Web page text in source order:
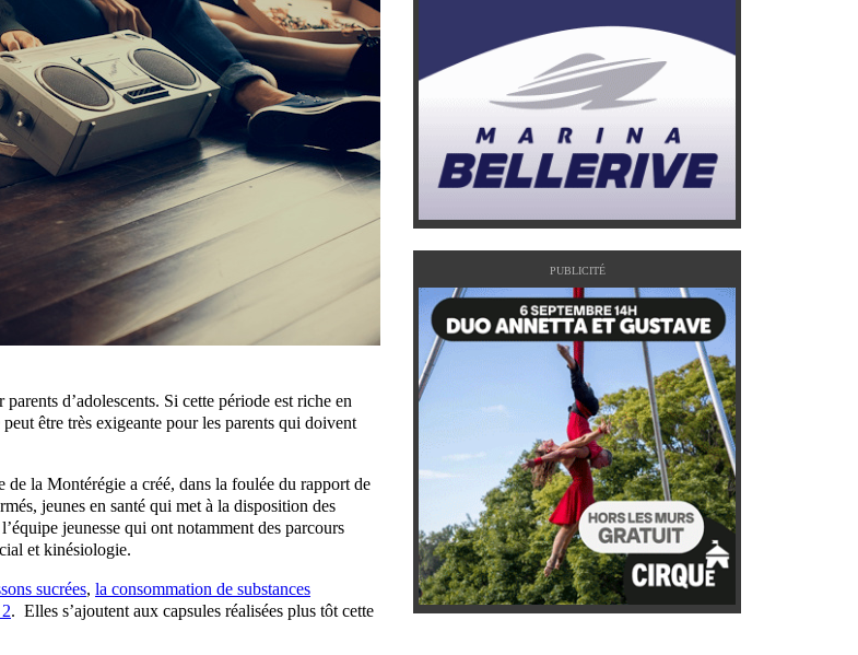
d’adolescents. Si cette période est riche en
être très exigeante pour les parents qui doivent
la Montérégie a créé, dans la foulée du rapport de
jeunes en santé qui met à la disposition des
jeunesse qui ont notamment des parcours
et kinésiologie.
sucrées, la consommation de substances
. Elles s’ajoutent aux capsules réalisées plus tôt cette
PUBLICITÉ